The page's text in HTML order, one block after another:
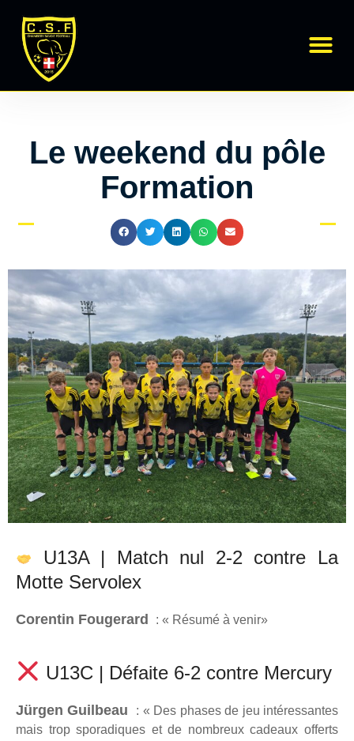
Le weekend du pôle
Formation
U13A | Match nul 2-2 contre La
Motte Servolex
Corentin Fougerard : « Résumé à venir»
U13C | Défaite 6-2 contre Mercury
Jürgen Guilbeau
: « Des phases de jeu intéressantes
mais trop sporadiques et de nombreux cadeaux offerts